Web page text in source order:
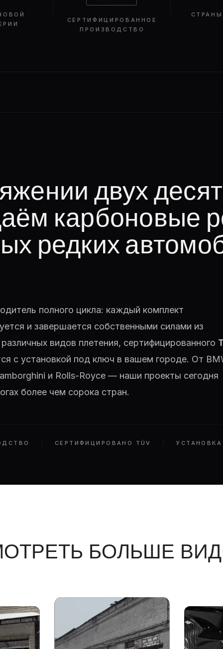
СЕРТИФИЦИРОВАННОЕ
ПРОИЗВОДСТВО
двух
карбоновые
редких
полного цикла: каждый комплект
и завершается собственными силами из
видов плетения, сертифицированного
с установкой под ключ в вашем городе. От
и Rolls-Royce — наши проекты сегодня
более чем сорока стран.
СЕРТИФИЦИРОВАНО TÜV
БОЛЬШЕ